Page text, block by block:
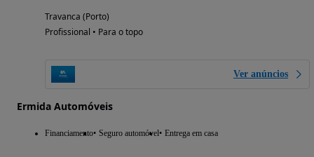
Travanca (Porto)
Profissional • Para o topo
Ver anúncios
Ermida Automóveis
Financiamento Seguro automóvel Entrega em casa